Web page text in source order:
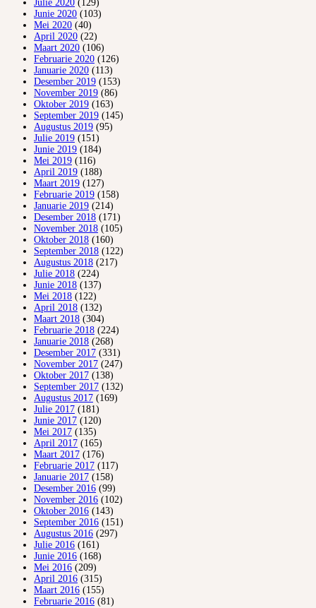
Julie 2020 (129)
Junie 2020 (103)
Mei 2020 (40)
April 2020 (22)
Maart 2020 (106)
Februarie 2020 (126)
Januarie 2020 (113)
Desember 2019 (153)
November 2019 (86)
Oktober 2019 (163)
September 2019 (145)
Augustus 2019 (95)
Julie 2019 (151)
Junie 2019 (184)
Mei 2019 (116)
April 2019 (188)
Maart 2019 (127)
Februarie 2019 (158)
Januarie 2019 (214)
Desember 2018 (171)
November 2018 (105)
Oktober 2018 (160)
September 2018 (122)
Augustus 2018 (217)
Julie 2018 (224)
Junie 2018 (137)
Mei 2018 (122)
April 2018 (132)
Maart 2018 (304)
Februarie 2018 (224)
Januarie 2018 (268)
Desember 2017 (331)
November 2017 (247)
Oktober 2017 (138)
September 2017 (132)
Augustus 2017 (169)
Julie 2017 (181)
Junie 2017 (120)
Mei 2017 (135)
April 2017 (165)
Maart 2017 (176)
Februarie 2017 (117)
Januarie 2017 (158)
Desember 2016 (99)
November 2016 (102)
Oktober 2016 (143)
September 2016 (151)
Augustus 2016 (297)
Julie 2016 (161)
Junie 2016 (168)
Mei 2016 (209)
April 2016 (315)
Maart 2016 (155)
Februarie 2016 (81)